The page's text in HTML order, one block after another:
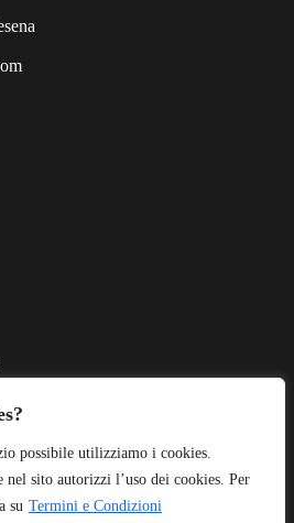
possibile utilizziamo i cookies.
nel sito autorizzi l’uso dei cookies. Per
su Termini e Condizioni